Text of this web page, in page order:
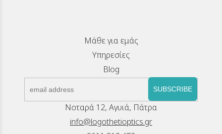
Μάθε για εμάς
Υπηρεσίες
Blog
SUBSCRIBE
Νοταρά 12, Αγυιά, Πάτρα
info@logothetioptics.gr